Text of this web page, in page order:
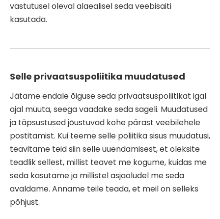
vastutusel oleval alaealisel seda veebisaiti
kasutada.
Selle privaatsuspoliitika muudatused
Jätame endale õiguse seda privaatsuspoliitikat igal
ajal muuta, seega vaadake seda sageli. Muudatused
ja täpsustused jõustuvad kohe pärast veebilehele
postitamist. Kui teeme selle poliitika sisus muudatusi,
teavitame teid siin selle uuendamisest, et oleksite
teadlik sellest, millist teavet me kogume, kuidas me
seda kasutame ja millistel asjaoludel me seda
avaldame. Anname teile teada, et meil on selleks
põhjust.